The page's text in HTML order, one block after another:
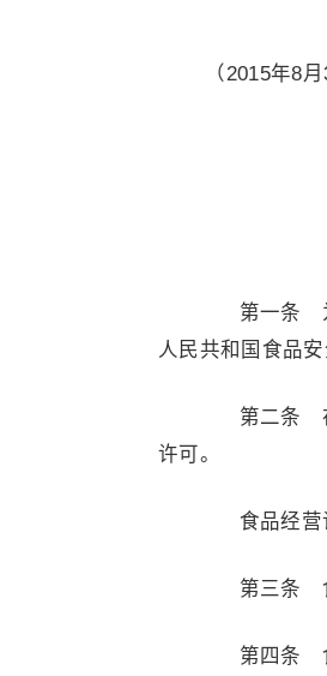
（2015年8
第一条 为
人民共和国食品
第二条 在
许可。
食品经营许
第三条 食
第四条 食